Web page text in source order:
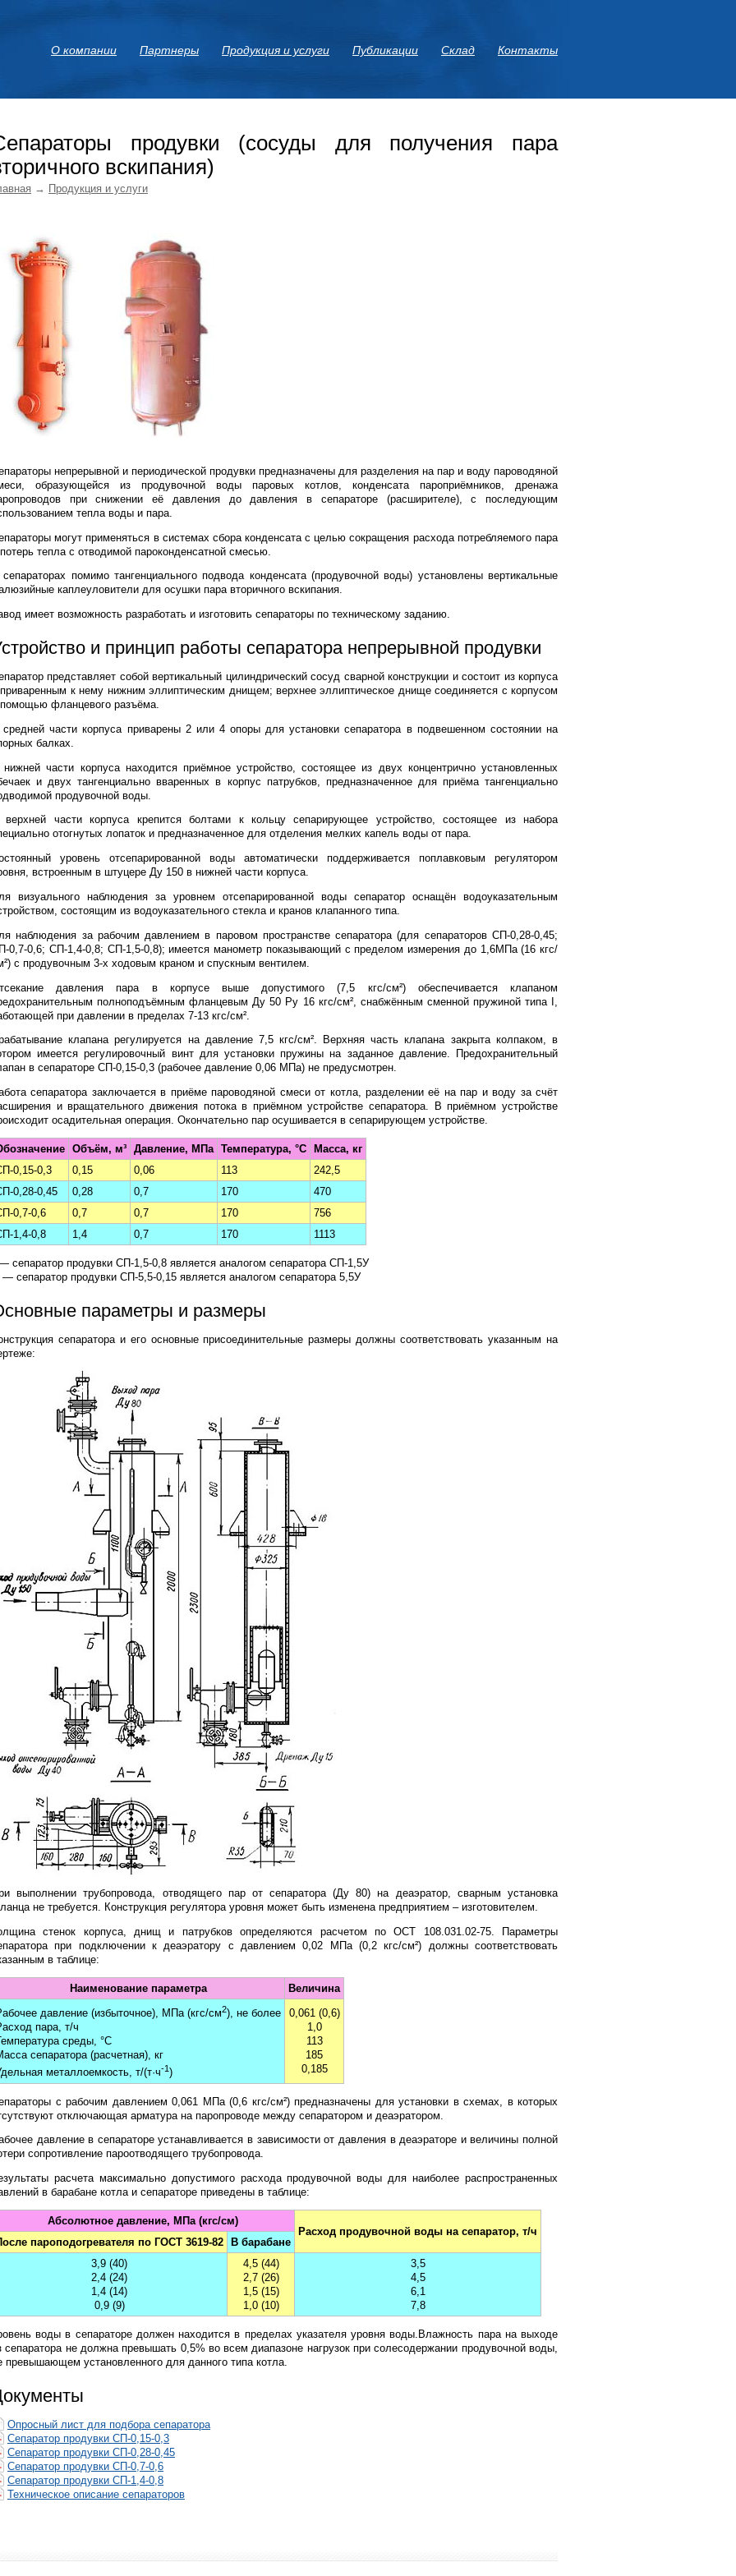
О компании Партнеры Продукция и услуги Публикации Склад Контакты
продувки (сосуды для получения пара
вскипания)
→ Продукция и услуги
непрерывной и периодической продувки предназначены для разделения на пар и воду пароводяной
образующейся из продувочной воды паровых котлов, конденсата пароприёмников, дренажа
при снижении её давления до давления в сепараторе (расширителе), с последующим
тепла воды и пара.
могут применяться в системах сбора конденсата с целью сокращения расхода потребляемого пара
тепла с отводимой пароконденсатной смесью.
помимо тангенциального подвода конденсата (продувочной воды) установлены вертикальные
каплеуловители для осушки пара вторичного вскипания.
имеет возможность разработать и изготовить сепараторы по техническому заданию.
и принцип работы сепаратора непрерывной продувки
представляет собой вертикальный цилиндрический сосуд сварной конструкции и состоит из корпуса
к нему нижним эллиптическим днищем; верхнее эллиптическое днище соединяется с корпусом
фланцевого разъёма.
части корпуса приварены 2 или 4 опоры для установки сепаратора в подвешенном состоянии на
балках.
части корпуса находится приёмное устройство, состоящее из двух концентрично установленных
и двух тангенциально вваренных в корпус патрубков, предназначенное для приёма тангенциально
продувочной воды.
верхней части корпуса крепится болтами к кольцу сепарирующее устройство, состоящее из набора
отогнутых лопаток и предназначенное для отделения мелких капель воды от пара.
уровень отсепарированной воды автоматически поддерживается поплавковым регулятором
встроенным в штуцере Ду 150 в нижней части корпуса.
визуального наблюдения за уровнем отсепарированной воды сепаратор оснащён водоуказательным
состоящим из водоуказательного стекла и кранов клапанного типа.
наблюдения за рабочим давлением в паровом пространстве сепаратора (для сепараторов СП-0,28-0,45;
0,7-0,6; СП-1,4-0,8; СП-1,5-0,8); имеется манометр показывающий с пределом измерения до 1,6МПа (16 кгс/
с продувочным 3-х ходовым краном и спускным вентилем.
давления пара в корпусе выше допустимого (7,5 кгс/см²) обеспечивается клапаном
полноподъёмным фланцевым Ду 50 Ру 16 кгс/см², снабжённым сменной пружиной типа I,
при давлении в пределах 7-13 кгс/см².
клапана регулируется на давление 7,5 кгс/см². Верхняя часть клапана закрыта колпаком, в
имеется регулировочный винт для установки пружины на заданное давление. Предохранительный
в сепараторе СП-0,15-0,3 (рабочее давление 0,06 МПа) не предусмотрен.
сепаратора заключается в приёме пароводяной смеси от котла, разделении её на пар и воду за счёт
и вращательного движения потока в приёмном устройстве сепаратора. В приёмном устройстве
осадительная операция. Окончательно пар осушивается в сепарирующем устройстве.
Объём, м³ Давление, МПа Температура, °C
Масса, кг
0,15-0,3
0,15 0,06 113
242,5
0,28-0,45
0,28 0,7 170
470
0,7-0,6
0,7 0,7 170
756
1,4-0,8
1,4 0,7 170 1113
сепаратор продувки СП-1,5-0,8 является аналогом сепаратора СП-1,5У
— сепаратор продувки СП-5,5-0,15 является аналогом сепаратора 5,5У
параметры и размеры
сепаратора и его основные присоединительные размеры должны соответствовать указанным на
выполнении трубопровода, отводящего пар от сепаратора (Ду 80) на деаэратор, сварным установка
не требуется. Конструкция регулятора уровня может быть изменена предприятием – изготовителем.
стенок корпуса, днищ и патрубков определяются расчетом по ОСТ 108.031.02-75. Параметры
при подключении к деаэратору с давлением 0,02 МПа (0,2 кгс/см²) должны соответствовать
в таблице:
Наименование параметра Величина
давление (избыточное), МПа (кгс/см2), не более
пара, т/ч
среды, °С
сепаратора (расчетная), кг
металлоемкость, т/(т·ч-1)
0,061 (0,6)
1,0
113
185
0,185
с рабочим давлением 0,061 МПа (0,6 кгс/см²) предназначены для установки в схемах, в которых
отключающая арматура на паропроводе между сепаратором и деаэратором.
давление в сепараторе устанавливается в зависимости от давления в деаэраторе и величины полной
сопротивление пароотводящего трубопровода.
расчета максимально допустимого расхода продувочной воды для наиболее распространенных
в барабане котла и сепараторе приведены в таблице:
Абсолютное давление, МПа (кгс/см)
Расход продувочной воды на сепаратор, т/ч
пароподогревателя по ГОСТ 3619-82
В барабане
3,9 (40)
2,4 (24)
1,4 (14)
0,9 (9)
4,5 (44)
2,7 (26)
1,5 (15)
1,0 (10)
3,5
4,5
6,1
7,8
воды в сепараторе должен находится в пределах указателя уровня воды.Влажность пара на выходе
сепаратора не должна превышать 0,5% во всем диапазоне нагрузок при солесодержании продувочной воды,
превышающем установленного для данного типа котла.
Опросный лист для подбора сепаратора
Сепаратор продувки СП-0,15-0,3
Сепаратор продувки СП-0,28-0,45
Сепаратор продувки СП-0,7-0,6
Сепаратор продувки СП-1,4-0,8
Техническое описание сепараторов